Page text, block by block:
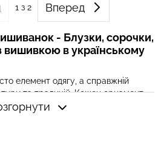
1з 2 Вперед
- Блузки, сорочки,
вишивкою в українському
елемент одягу, а справжній
та традицій. Кожен орнамент
унікальне значення, і з дитинства